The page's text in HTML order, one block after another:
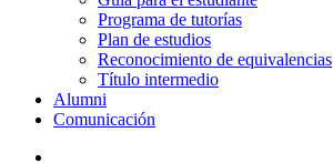
Programa de tutorías
Plan de estudios
Reconocimiento de equivalencias
Título intermedio
Alumni
Comunicación